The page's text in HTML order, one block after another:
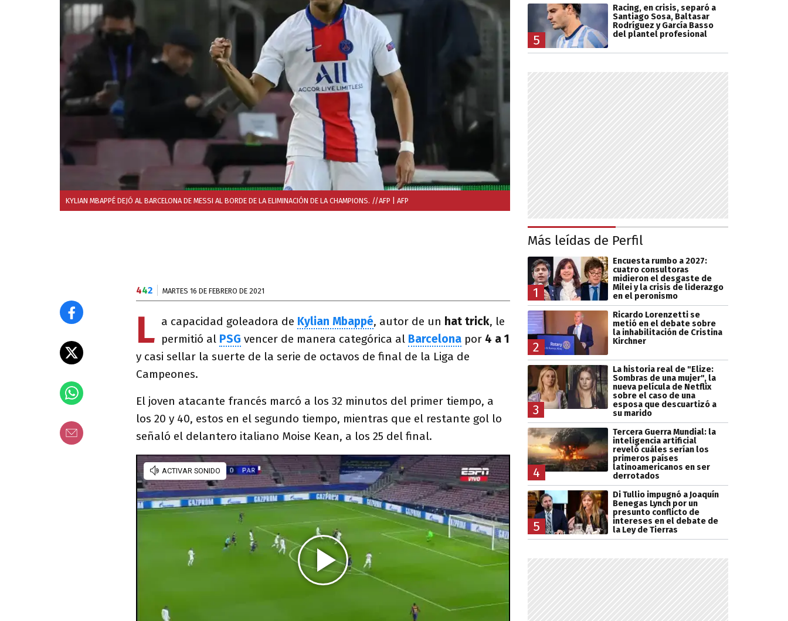
KYLIAN MBAPPÉ DEJÓ AL BARCELONA DE MESSI AL BORDE DE LA ELIMINACIÓN DE LA CHAMPIONS. //AFP | AFP
442 MARTES 16 DE FEBRERO DE 2021
L a capacidad goleadora de Kylian Mbappé, autor de un hat trick, le
permitió al PSG vencer de manera categórica al Barcelona por 4 a 1
y casi sellar la suerte de la serie de octavos de final de la Liga de
Campeones.
El joven atacante francés marcó a los 32 minutos del primer tiempo, a
los 20 y 40, estos en el segundo tiempo, mientras que el restante gol lo
señaló el delantero italiano Moise Kean, a los 25 del final.
5
Racing, en crisis, separó a
Santiago Sosa, Baltasar
Rodríguez y García Basso
del plantel profesional
Más leídas de Perfil
1
Encuesta rumbo a 2027:
cuatro consultoras
midieron el desgaste de
Milei y la crisis de liderazgo
en el peronismo
2
Ricardo Lorenzetti se
metió en el debate sobre
la inhabilitación de Cristina
Kirchner
3
La historia real de "Elize:
Sombras de una mujer", la
nueva película de Netflix
sobre el caso de una
esposa que descuartizó a
su marido
4
Tercera Guerra Mundial: la
inteligencia artificial
reveló cuáles serían los
primeros países
latinoamericanos en ser
derrotados
5
Di Tullio impugnó a Joaquín
Benegas Lynch por un
presunto conflicto de
intereses en el debate de
la Ley de Tierras